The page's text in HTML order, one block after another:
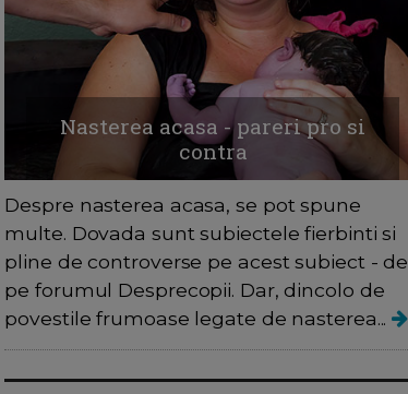
Nasterea acasa - pareri pro si
contra
Despre nasterea acasa, se pot spune
multe. Dovada sunt subiectele fierbinti si
pline de controverse pe acest subiect - de
pe forumul Desprecopii. Dar, dincolo de
povestile frumoase legate de nasterea...